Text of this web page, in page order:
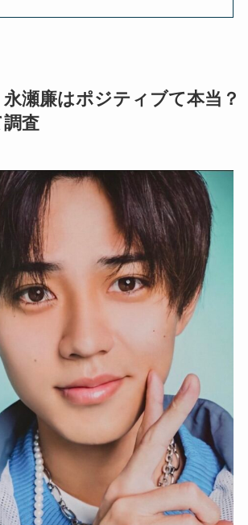
永瀬廉はポジティブて本当？
査